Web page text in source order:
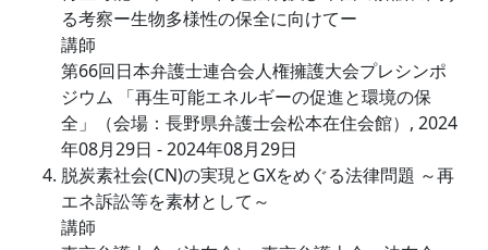
る考察ー生物多様性の保全に向けてー
講師
第66回日本弁護士連合会人権擁護大会プレシンポ
ジウム 「再生可能エネルギーの促進と環境の保
全」（会場：長野県弁護士会松本在住会館）, 2024
年08月29日 - 2024年08月29日
脱炭素社会(CN)の実現とGXをめぐる法律問題 ～再
エネ訴訟等を素材として～
講師